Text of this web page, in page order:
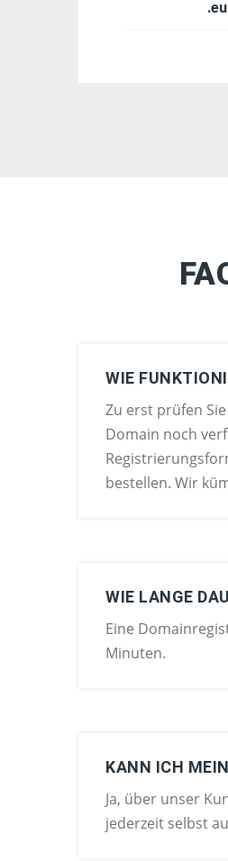
.eu
WIE
Zu erst prüfen
Domain noch
bestellen. Wir
WIE LANGE
Eine
Minuten.
KANN ICH
Ja, über unser
jederzeit selbst